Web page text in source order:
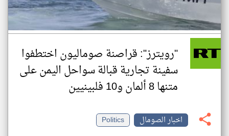
"رويترز": قراصنة صوماليون اختطفوا
سفينة تجارية قبالة سواحل اليمن على
متنها 8 ألمان و10 فلبينيين
اخبار الصومال
Politics